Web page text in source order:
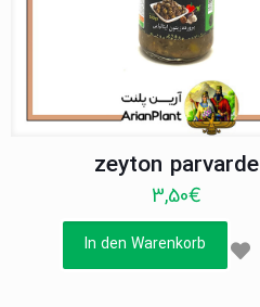
zeyton parvarde
3,50€
In den Warenkorb